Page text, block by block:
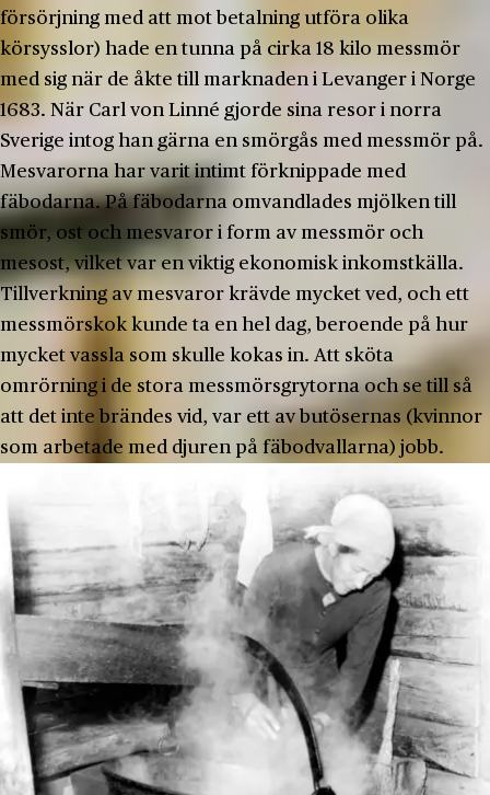
försörjning med att mot betalning utföra olika
körsysslor) hade en tunna på cirka 18 kilo messmör
med sig när de åkte till marknaden i Levanger i Norge
1683. När Carl von Linné gjorde sina resor i norra
Sverige intog han gärna en smörgås med messmör på.
Mesvarorna har varit intimt förknippade med
fäbodarna. På fäbodarna omvandlades mjölken till
smör, ost och mesvaror i form av messmör och
mesost, vilket var en viktig ekonomisk inkomstkälla.
Tillverkning av mesvaror krävde mycket ved, och ett
messmörskok kunde ta en hel dag, beroende på hur
mycket vassla som skulle kokas in. Att sköta
omrörning i de stora messmörsgrytorna och se till så
att det inte brändes vid, var ett av butösernas (kvinnor
som arbetade med djuren på fäbodvallarna) jobb.